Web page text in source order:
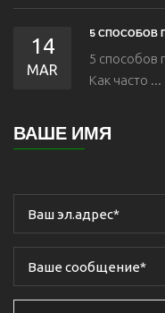
14
MAR
5 СПОСОБОВ
5 способов
Как часто ...
ВАШЕ ИМЯ